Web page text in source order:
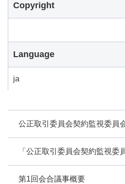
公正取引委員会契約監視委員
「公正取引委員会契約監視委
第1回会合議事概要
Copyright
Language
ja